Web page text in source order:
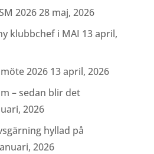
202628 maj, 2026
klubbchef i MAI 13 april,
2026 13 april, 2026
– sedan blir det
2026
hyllad på
2026